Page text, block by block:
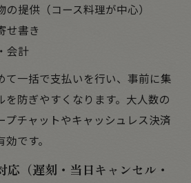
の提供（コース料理が中心）
せ書き
会計
て一括で支払いを行い、事前に集
を防ぎやすくなります。大人数の
プチャットやキャッシュレス決済
です。
応（遅刻・当日キャンセル・